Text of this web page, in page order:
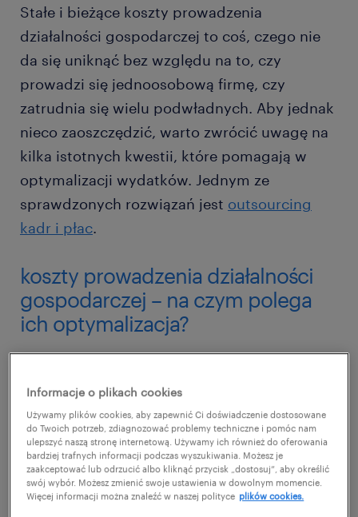
Stałe i bieżące koszty prowadzenia
działalności gospodarczej to coś, czego nie
da się uniknąć bez względu na to, czy
prowadzi się jednoosobową firmę, czy
zatrudnia się wielu podwładnych. Aby jednak
nieco zaoszczędzić, warto zwrócić uwagę na
kilka istotnych kwestii, które pomagają w
optymalizacji wydatków. Jednym ze
sprawdzonych rozwiązań jest outsourcing
kadr i płac.
koszty prowadzenia działalności
gospodarczej – na czym polega
ich optymalizacja?
z outsourcingiem kadr i płac. Pobierz
darmowego ebooka.
Stałe koszty prowadzenia działalności
gospodarczej należy ponosić co miesiąc.
Warto jednak odpowiednio je
Informacje o plikach cookies
Używamy plików cookies, aby zapewnić Ci doświadczenie dostosowane
do Twoich potrzeb, zdiagnozować problemy techniczne i pomóc nam
ulepszyć naszą stronę internetową. Używamy ich również do oferowania
bardziej trafnych informacji podczas wyszukiwania. Możesz je
zaakceptować lub odrzucić albo kliknąć przycisk „dostosuj”, aby określić
swój wybór. Możesz zmienić swoje ustawienia w dowolnym momencie.
Więcej informacji można znaleźć w naszej polityce plików cookies.